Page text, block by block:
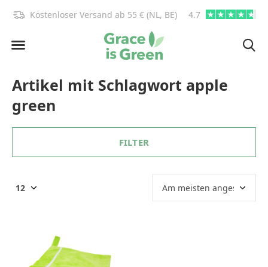
Kostenloser Versand ab 55 € (NL, BE) 4.7
Artikel mit Schlagwort apple
green
FILTER